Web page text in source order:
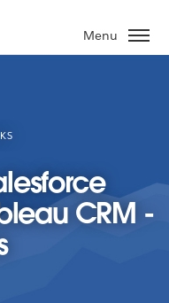
Menu
CRM -